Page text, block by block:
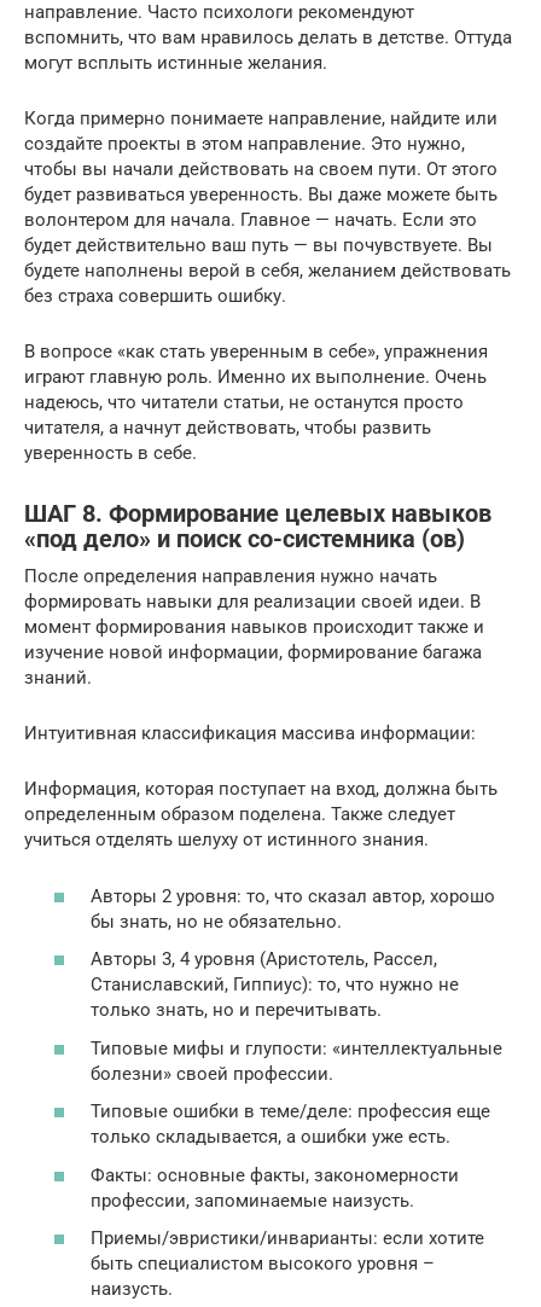
направление. Часто психологи рекомендуют
вспомнить, что вам нравилось делать в детстве. Оттуда
могут всплыть истинные желания.
Когда примерно понимаете направление, найдите или
создайте проекты в этом направление. Это нужно,
чтобы вы начали действовать на своем пути. От этого
будет развиваться уверенность. Вы даже можете быть
волонтером для начала. Главное — начать. Если это
будет действительно ваш путь — вы почувствуете. Вы
будете наполнены верой в себя, желанием действовать
без страха совершить ошибку.
В вопросе «как стать уверенным в себе», упражнения
играют главную роль. Именно их выполнение. Очень
надеюсь, что читатели статьи, не останутся просто
читателя, а начнут действовать, чтобы развить
уверенность в себе.
ШАГ 8. Формирование целевых навыков
«под дело» и поиск со-системника (ов)
После определения направления нужно начать
формировать навыки для реализации своей идеи. В
момент формирования навыков происходит также и
изучение новой информации, формирование багажа
знаний.
Интуитивная классификация массива информации:
Информация, которая поступает на вход, должна быть
определенным образом поделена. Также следует
учиться отделять шелуху от истинного знания.
Авторы 2 уровня: то, что сказал автор, хорошо
бы знать, но не обязательно.
Авторы 3, 4 уровня (Аристотель, Рассел,
Станиславский, Гиппиус): то, что нужно не
только знать, но и перечитывать.
Типовые мифы и глупости: «интеллектуальные
болезни» своей профессии.
Типовые ошибки в теме/деле: профессия еще
только складывается, а ошибки уже есть.
Факты: основные факты, закономерности
профессии, запоминаемые наизусть.
Приемы/эвристики/инварианты: если хотите
быть специалистом высокого уровня –
наизусть.